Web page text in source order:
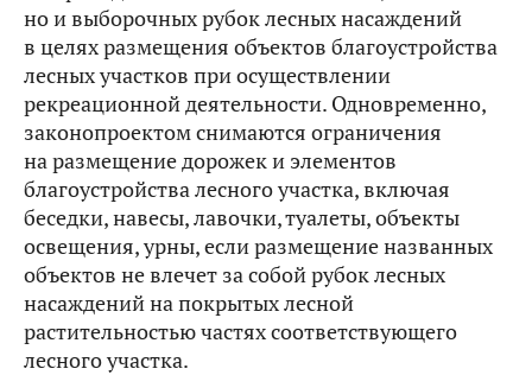
но и выборочных рубок лесных насаждений
в целях размещения объектов благоустройства
лесных участков при осуществлении
рекреационной деятельности. Одновременно,
законопроектом снимаются ограничения
на размещение дорожек и элементов
благоустройства лесного участка, включая
беседки, навесы, лавочки, туалеты, объекты
освещения, урны, если размещение названных
объектов не влечет за собой рубок лесных
насаждений на покрытых лесной
растительностью частях соответствующего
лесного участка.